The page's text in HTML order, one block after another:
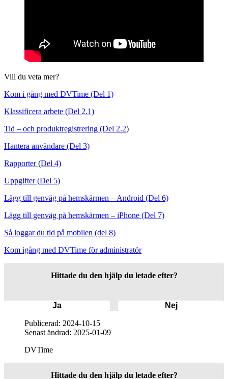
Vill du veta mer?
Kom i gång med DVTime (Del 1)
Klassificera arbete (Del 2.1)
Tid – och produktregistrering (Del 2.2)
Hantera användare (Del 3)
Rapporter(Del 4)
Uppgifter (Del 5)
Lägg till genväg på hemskärmen – Android (Del 6)
Lägg till genväg på hemskärmen – iPhone (Del 7)
Så loggar du tid på mobilen (del 8)
Kom igång med DVTime för administratör
Hittade du den hjälp du letade efter?
Ja Nej
Publicerad: 2024-10-15
Senast ändrad: 2025-01-09
DVTime
Hittade du den hjälp du letade efter?